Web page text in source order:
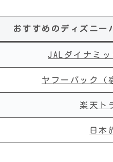
おすすめのディズニー
JALダイナミ
ヤフーパック（
楽天ト
日本